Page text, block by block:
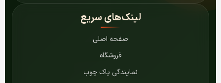
لینک‌های سریع
صفحه اصلی
فروشگاه
نمایندگی پاک چوب